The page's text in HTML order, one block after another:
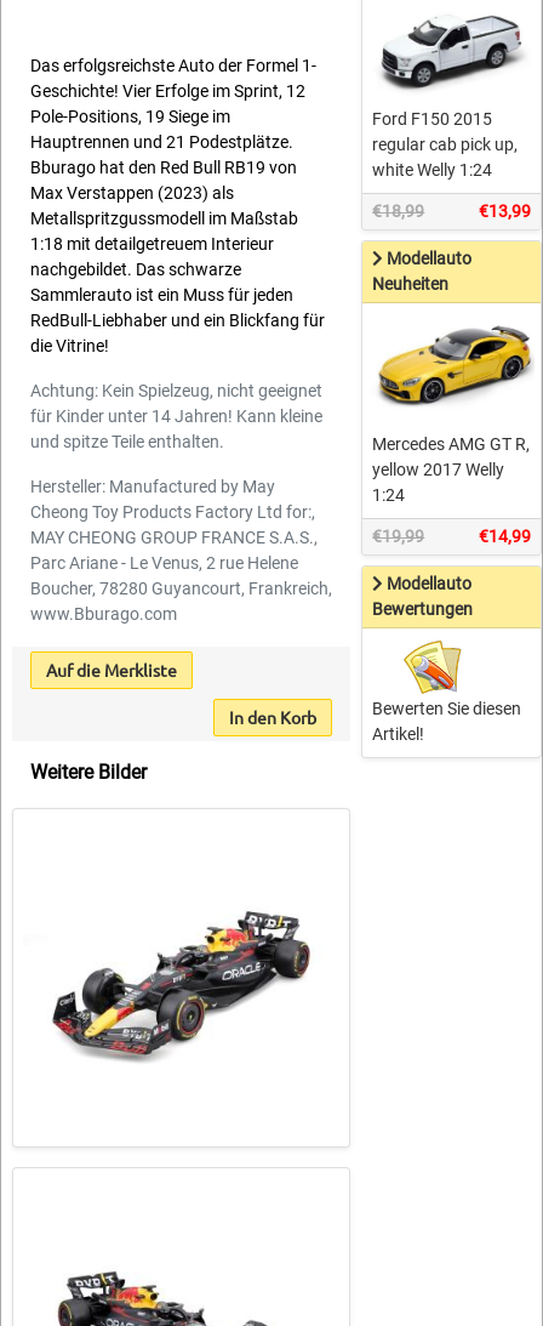
Das erfolgsreichste Auto der Formel 1-
Geschichte! Vier Erfolge im Sprint, 12
Pole-Positions, 19 Siege im
Hauptrennen und 21 Podestplätze.
Bburago hat den Red Bull RB19 von
Max Verstappen (2023) als
Metallspritzgussmodell im Maßstab
1:18 mit detailgetreuem Interieur
nachgebildet. Das schwarze
Sammlerauto ist ein Muss für jeden
RedBull-Liebhaber und ein Blickfang für
die Vitrine!
Achtung: Kein Spielzeug, nicht geeignet
für Kinder unter 14 Jahren! Kann kleine
und spitze Teile enthalten.
Hersteller: Manufactured by May
Cheong Toy Products Factory Ltd for:,
MAY CHEONG GROUP FRANCE S.A.S.,
Parc Ariane - Le Venus, 2 rue Helene
Boucher, 78280 Guyancourt, Frankreich,
www.Bburago.com
Auf die Merkliste
In den Korb
Weitere Bilder
Ford F150 2015
regular cab pick up,
white Welly 1:24
€18,99 €13,99
Modellauto
Neuheiten
Mercedes AMG GT R,
yellow 2017 Welly
1:24
€19,99 €14,99
Modellauto
Bewertungen
Bewerten Sie diesen
Artikel!